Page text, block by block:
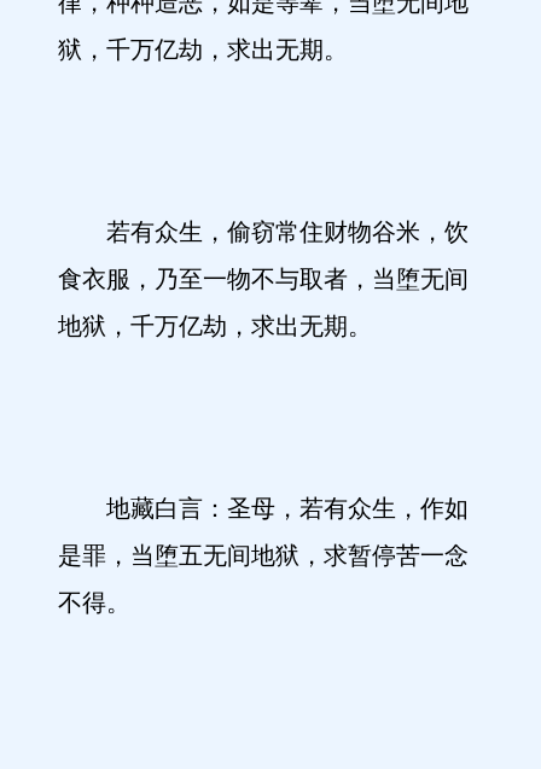
狱，千万亿劫，求出无期。
若有众生，偷窃常住财物谷米，饮
食衣服，乃至一物不与取者，当堕无间
地狱，千万亿劫，求出无期。
地藏白言：圣母，若有众生，作如
是罪，当堕五无间地狱，求暂停苦一念
不得。